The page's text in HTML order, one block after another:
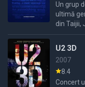
Un grup
ultimă
din Taijii,
extrem
U2 3D
2007
8.4
Concert